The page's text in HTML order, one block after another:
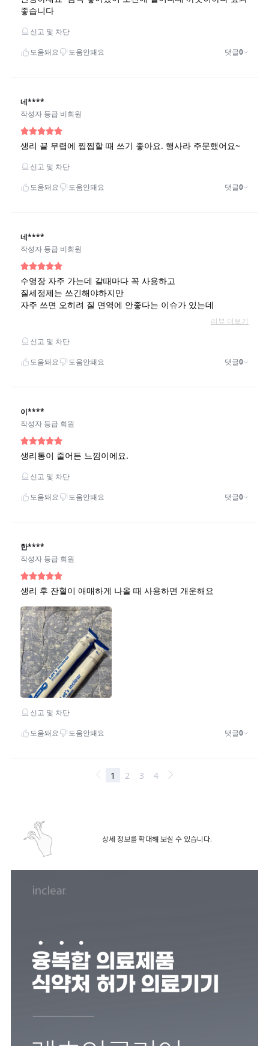
라이프 하세요!
상세 정보를 확대해 보실 수 있습니다.